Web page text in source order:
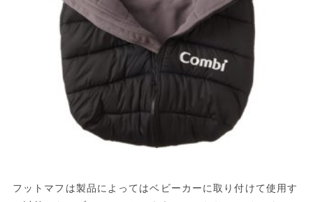
フットマフは製品によってはベビーカーに取り付けて使用す